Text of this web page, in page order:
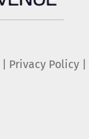
Privacy Policy|